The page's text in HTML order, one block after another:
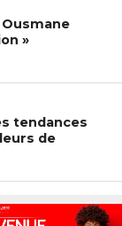
Ousmane
»
tendances
de